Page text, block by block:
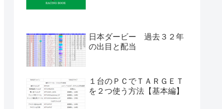
日本ダービー 過去３２年
の出目と配当
１台のＰＣでＴＡＲＧＥＴ
を２つ使う方法【基本編】